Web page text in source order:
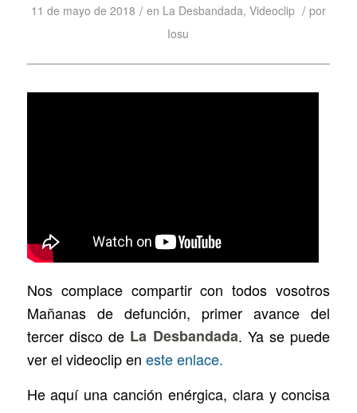
11 de mayo de 2018 / en La Desbandada, Videoclip / por
Iosu
Nos complace compartir con todos vosotros
Mañanas de defunción, primer avance del
tercer disco de La Desbandada. Ya se puede
ver el videoclip en este enlace.
He aquí una canción enérgica, clara y concisa